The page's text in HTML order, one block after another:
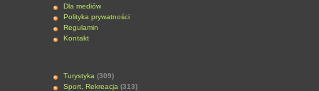
Dla mediów
Polityka prywatności
Regulamin
Kontakt
Turystyka (309)
Sport, Rekreacja (313)